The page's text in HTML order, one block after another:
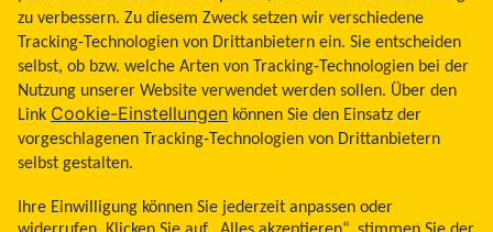
Barrierefreiheitserklärung
Allgemeine Geschäftsbedingungen
Impressum
Land ändern